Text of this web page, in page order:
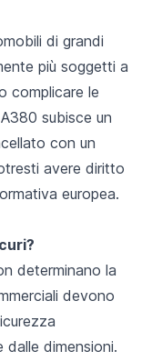
di grandi
più soggetti a
complicare le
subisce un
con un
avere diritto
europea.
determinano la
devono
dalle dimensioni.